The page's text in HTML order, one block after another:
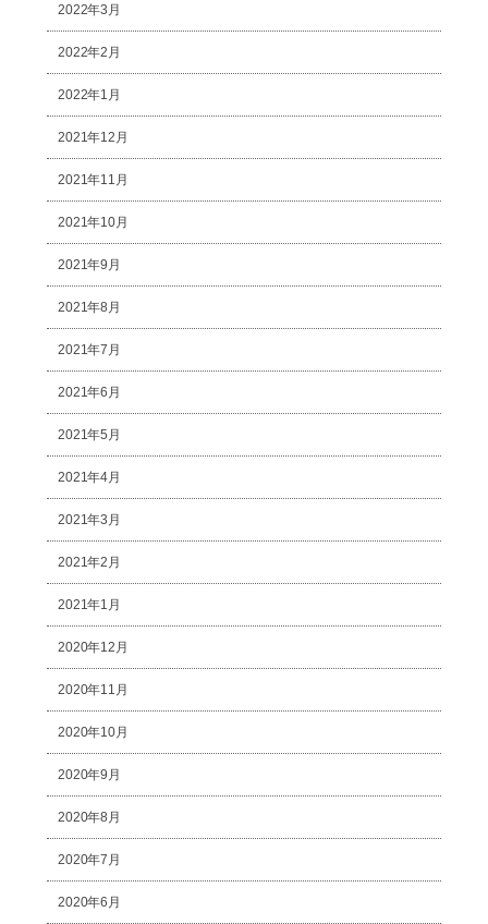
2022年3月
2022年2月
2022年1月
2021年12月
2021年11月
2021年10月
2021年9月
2021年8月
2021年7月
2021年6月
2021年5月
2021年4月
2021年3月
2021年2月
2021年1月
2020年12月
2020年11月
2020年10月
2020年9月
2020年8月
2020年7月
2020年6月